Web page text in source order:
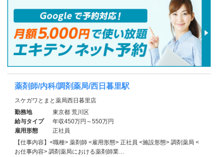
薬剤師/内科/調剤薬局/西日暮里駅
スケガワとまと薬局西日暮里店
勤務地
東京都 荒川区
給与タイプ
年収450万円～550万円
雇用形態
正社員
【仕事内容】<職種> 薬剤師 <雇用形態> 正社員 <施設形態> 調剤薬局 <
お仕事内容> 調剤薬局における薬剤師業…